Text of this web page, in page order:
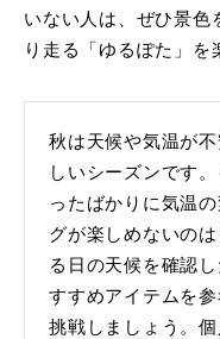
いない人は、ぜひ景色
り走る「ゆるぽた」を
秋は天候や気温が
しいシーズンです
ったばかりに気温
グが楽しめないの
る日の天候を確認
すすめアイテムを
挑戦しましょう。